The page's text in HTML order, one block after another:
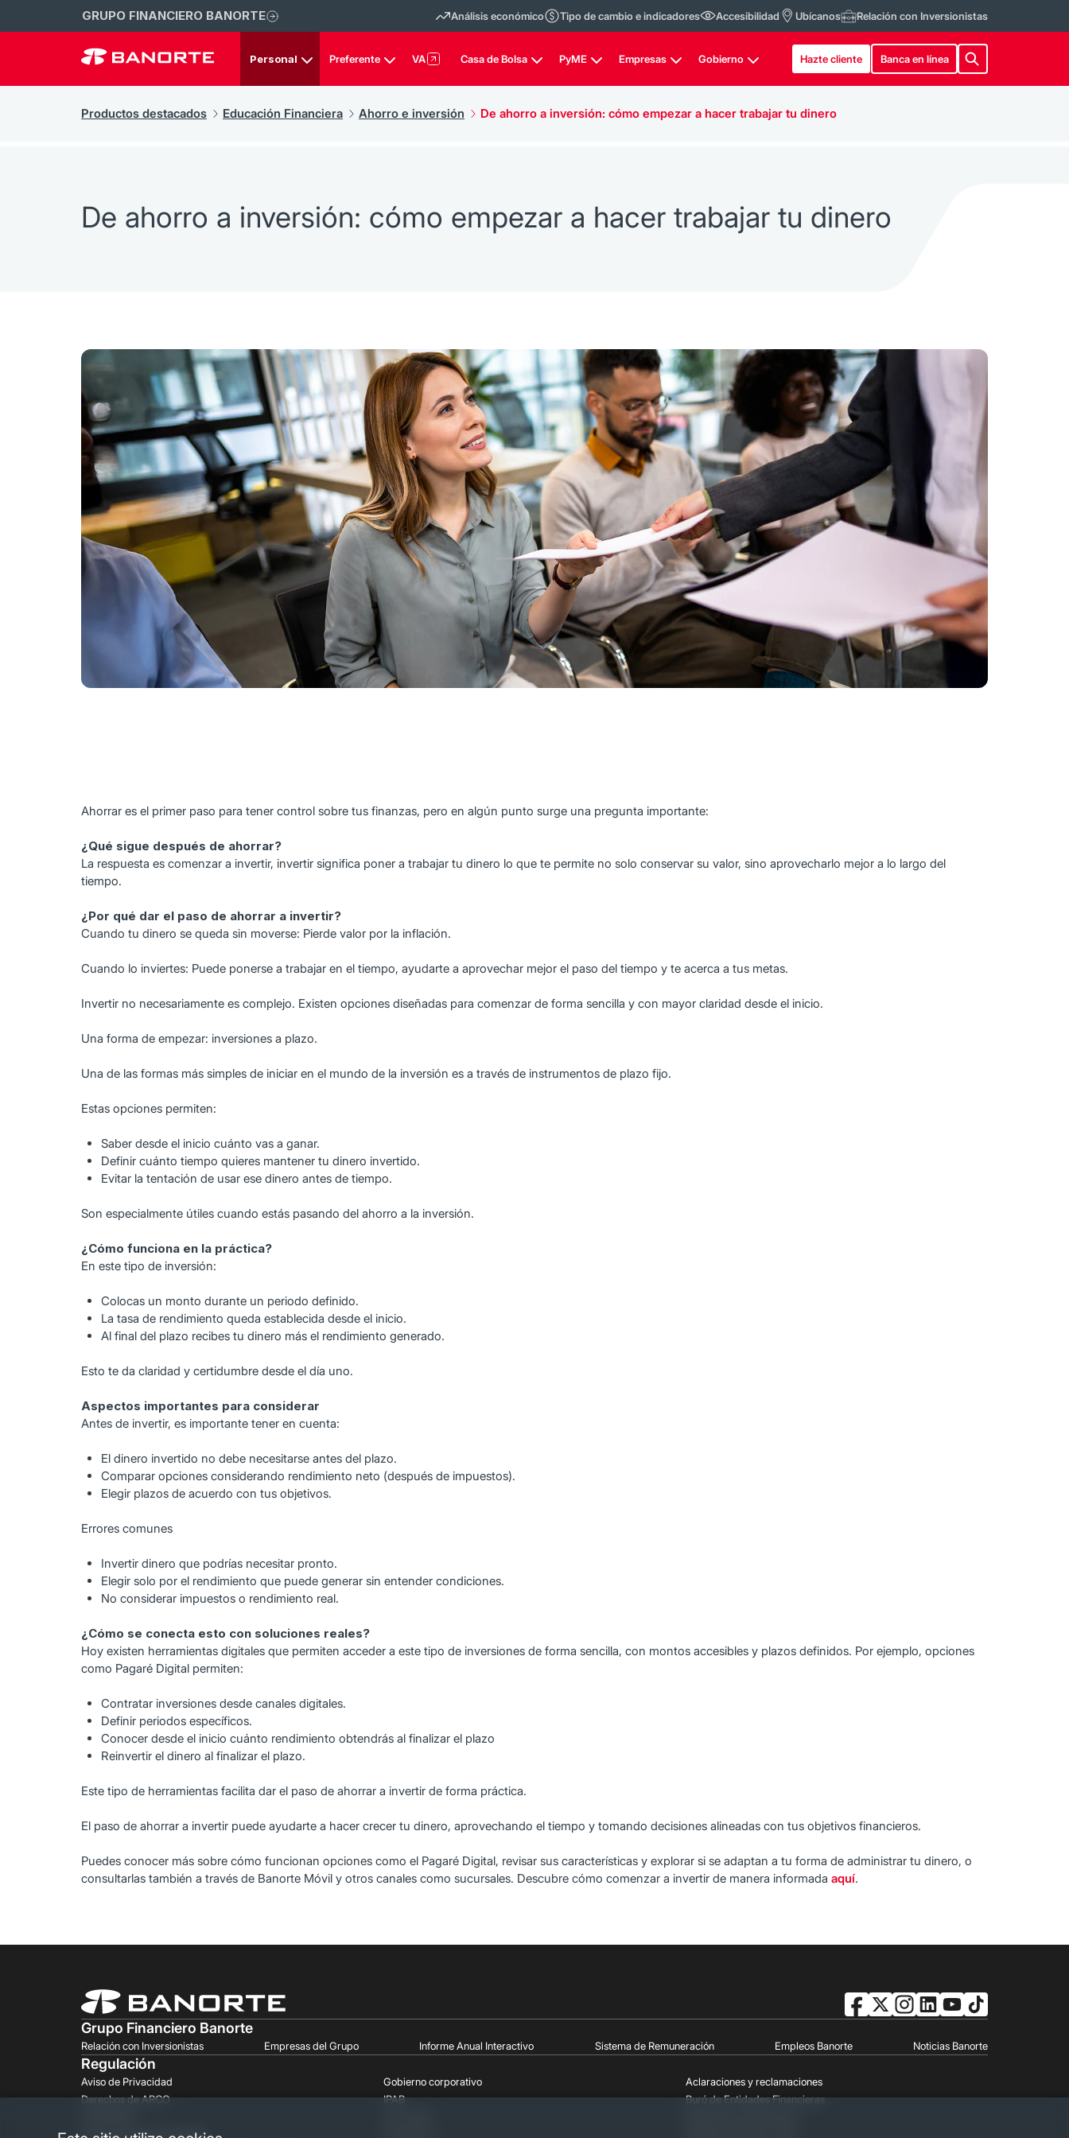
GRUPO FINANCIERO BANORTE Análisis económico Tipo de cambio e indicadores Accesibilidad Ubícanos Relación con Inversionistas
Personal Preferente VA Casa de Bolsa PyME Empresas Gobierno Hazte cliente Banca en línea
Productos destacados Educación Financiera Ahorro e inversión De ahorro a inversión: cómo empezar a hacer trabajar tu dinero
De ahorro a inversión: cómo empezar a hacer trabajar tu dinero
Ahorrar es el primer paso para tener control sobre tus finanzas, pero en algún punto surge una pregunta importante:
¿Qué sigue después de ahorrar?
La respuesta es comenzar a invertir, invertir significa poner a trabajar tu dinero lo que te permite no solo conservar su valor, sino aprovecharlo mejor a lo largo del
tiempo.
¿Por qué dar el paso de ahorrar a invertir?
Cuando tu dinero se queda sin moverse: Pierde valor por la inflación.
Cuando lo inviertes: Puede ponerse a trabajar en el tiempo, ayudarte a aprovechar mejor el paso del tiempo y te acerca a tus metas.
Invertir no necesariamente es complejo. Existen opciones diseñadas para comenzar de forma sencilla y con mayor claridad desde el inicio.
Una forma de empezar: inversiones a plazo.
Una de las formas más simples de iniciar en el mundo de la inversión es a través de instrumentos de plazo fijo.
Estas opciones permiten:
Saber desde el inicio cuánto vas a ganar.
Definir cuánto tiempo quieres mantener tu dinero invertido.
Evitar la tentación de usar ese dinero antes de tiempo.
Son especialmente útiles cuando estás pasando del ahorro a la inversión.
¿Cómo funciona en la práctica?
En este tipo de inversión:
Colocas un monto durante un periodo definido.
La tasa de rendimiento queda establecida desde el inicio.
Al final del plazo recibes tu dinero más el rendimiento generado.
Esto te da claridad y certidumbre desde el día uno.
Aspectos importantes para considerar
Antes de invertir, es importante tener en cuenta:
El dinero invertido no debe necesitarse antes del plazo.
Comparar opciones considerando rendimiento neto (después de impuestos).
Elegir plazos de acuerdo con tus objetivos.
Errores comunes
Invertir dinero que podrías necesitar pronto.
Elegir solo por el rendimiento que puede generar sin entender condiciones.
No considerar impuestos o rendimiento real.
¿Cómo se conecta esto con soluciones reales?
Hoy existen herramientas digitales que permiten acceder a este tipo de inversiones de forma sencilla, con montos accesibles y plazos definidos. Por ejemplo, opciones
como Pagaré Digital permiten:
Contratar inversiones desde canales digitales.
Definir periodos específicos.
Conocer desde el inicio cuánto rendimiento obtendrás al finalizar el plazo
Reinvertir el dinero al finalizar el plazo.
Este tipo de herramientas facilita dar el paso de ahorrar a invertir de forma práctica.
El paso de ahorrar a invertir puede ayudarte a hacer crecer tu dinero, aprovechando el tiempo y tomando decisiones alineadas con tus objetivos financieros.
Puedes conocer más sobre cómo funcionan opciones como el Pagaré Digital, revisar sus características y explorar si se adaptan a tu forma de administrar tu dinero, o
consultarlas también a través de Banorte Móvil y otros canales como sucursales. Descubre cómo comenzar a invertir de manera informada aquí.
Grupo Financiero Banorte
Relación con Inversionistas Empresas del Grupo Informe Anual Interactivo Sistema de Remuneración Empleos Banorte Noticias Banorte
Regulación
Aviso de Privacidad
Derechos de ARCO
Comprobante Fiscal Digital
Gobierno corporativo
IPAB
Aclaraciones y reclamaciones
Buró de Entidades Financieras